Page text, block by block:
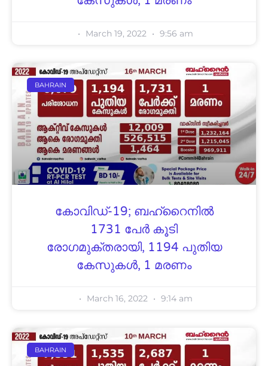
March 19, 2022 9:56 am
BAHRAIN
കോവിഡ്-19; ബഹ്റൈനിൽ
1731 പേർ കൂടി
രോഗമുക്തരായി, 1194 പുതിയ
കേസുകൾ, 1 മരണം
March 16, 2022 9:14 am
BAHRAIN